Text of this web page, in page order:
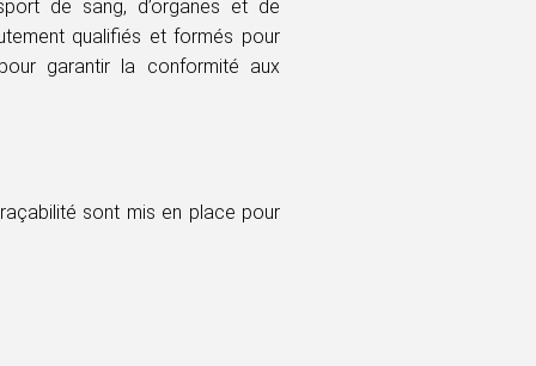
de sang, d’organes et de
qualifiés et formés pour
garantir la conformité aux
sont mis en place pour